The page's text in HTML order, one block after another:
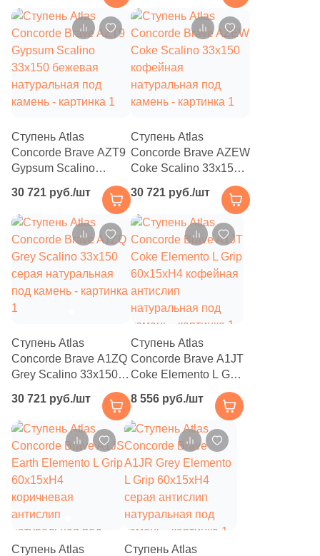
Дерево ( 918 )
Животные (32)
Кварц ( 3)
Кирпич (155)
Классика (28)
Кожа (5)
Кракелюр (52)
Кухонная тематика ( )
Линии (25)
Майолика (92
Металл (134)
Мозаика (568)
Моноколор (2844)
Морские мотивы (5)
Мрамор (
Обои (215
камень
Ступень Atlas
Concorde Brave AZT9
Gypsum Scalino
натуральная под
камень
30 721 руб./шт
Ступень Atlas
Concorde Brave AZEW
Coke Scalino 33x150
натуральная под
камень
30 721 руб./шт
Ступень Atlas
Concorde Brave A1ZQ
Grey Scalino 33x150
серая натуральная
под камень
30 721 руб./шт
Ступень Atlas
Concorde Brave A1JT
Coke Elemento L Grip
60х15хH4 кофейная
антислип
натуральная под
камень
8 556 руб./шт
Ступень Atlas
Ступень Atlas